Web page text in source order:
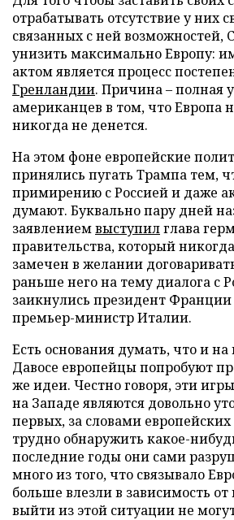
отрабатывать отсутствие у них
связанных с ней возможностей,
унизить максимально Европу:
актом является процесс
Гренландии. Причина – полная
американцев в том, что Европа
никогда не денется.
На этом фоне европейские
принялись пугать Трампа тем,
примирению с Россией и даже
думают. Буквально пару дней
заявлениемвыступилглава
правительства, который
замечен в желании
раньше него на тему диалога с
заикнулись президент Франции
премьер-министр Италии.
Есть основания думать, что и
Давосе европейцы попробуют
же идеи. Честно говоря, эти
на Западе являются довольно
первых, за словами
трудно обнаружить какое-
последние годы они сами
много из того, что связывало
больше влезли в зависимость
выйти из этой ситуации не